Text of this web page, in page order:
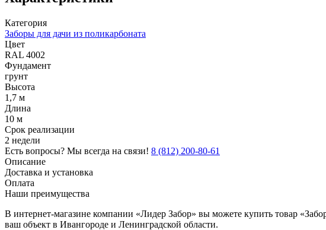
Категория
Заборы для дачи из поликарбоната
Цвет
RAL 4002
Фундамент
грунт
Высота
1,7 м
Длина
10 м
Срок реализации
2 недели
Есть вопросы? Мы всегда на связи! 8 (812) 200-80-61
Описание
Доставка и установка
Оплата
Наши преимущества
В интернет-магазине компании «Лидер Забор» вы можете купить товар
ваш объект в Ивангороде и Ленинградской области.